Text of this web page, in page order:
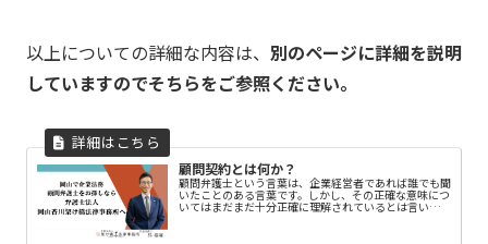
以上についての詳細な内容は、 別のページに詳細を説明
していますのでそちらをご参照ください。
顧問契約とは何か？
顧問弁護士という言葉は、企業経営者であれば誰でも聞
いたことのある言葉です。しかし、その正確な意味につ
いてはまだまだ十分正確に理解されているとは言い難
く、「顧問弁護士は高い」とか「うちには顧問弁護士な